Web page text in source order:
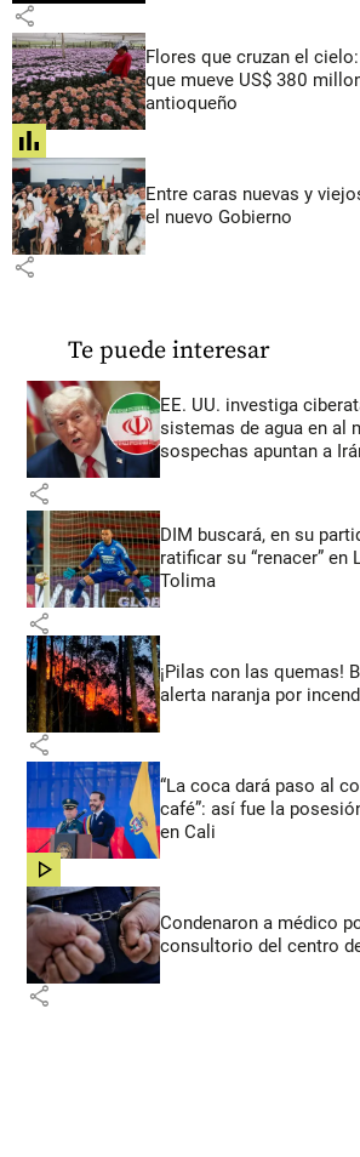
share
Flores que cruzan el
que mueve US$ 380
antioqueño
share
Entre caras nuevas y
el nuevo Gobierno
share
Te puede interesar
EE. UU. investiga
sistemas de agua en al
sospechas apuntan a
share
DIM buscará, en su
ratificar su “renacer” en
Tolima
share
¡Pilas con las quemas!
alerta naranja por
share
“La coca dará paso al
café”: así fue la
en Cali
share
Condenaron a médico
consultorio del centro
share